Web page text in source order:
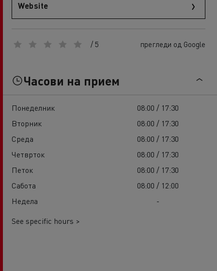
Website
/ 5 прегледи од Google
Часови на прием
Понеделник
08:00 / 17:30
Вторник
08:00 / 17:30
Среда
08:00 / 17:30
Четврток
08:00 / 17:30
Петок
08:00 / 17:30
Сабота
08:00 / 12:00
Недела
-
See specific hours >